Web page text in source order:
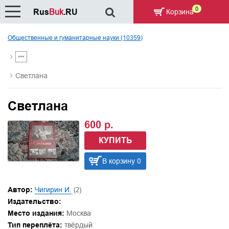
Общественные и гуманитарные науки (10359)
Светлана
Светлана
600 р.
КУПИТЬ
В корзину 0
Автор: Чигирин И. (2)
Издательство:
Место издания: Москва
Тип переплёта: твёрдый
RusBuk.RU Корзина 0